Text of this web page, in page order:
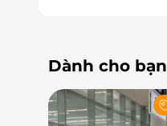
Dành cho bạn